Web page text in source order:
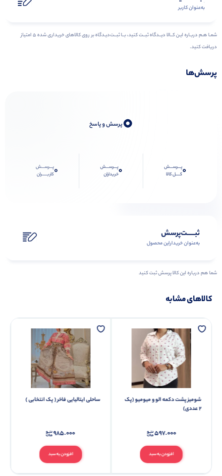
به‌عنوان کاربر
شمـا هـم دربـاره ایـن کــالا دیــدگاه ثبــت کنید، بــا ثبــت‌دیـدگاه بر روی کالاهای خریداری شده ۵ امتیاز
دریافت کنید.
پرسش‌ها
0پرسش و پاسخ
0پـــرســـش
کــــل کالا
0پـــرســـش
خریداران
0پـــرســـش
کاربـــــران
ثبـــــت‌پرسش
به‌عنوان ‌خریدار‌این‌ محصول
شما هم درباره این کالا پرسش ثبت کنید
کالاهای مشابه
شومیز پشت دکمه الو و میومیو (پک
2 عددی)
افزودن به سبد
597.000
ساحلی ایتالیایی فاخر ( پک انتخابی )
افزودن به سبد
985.000